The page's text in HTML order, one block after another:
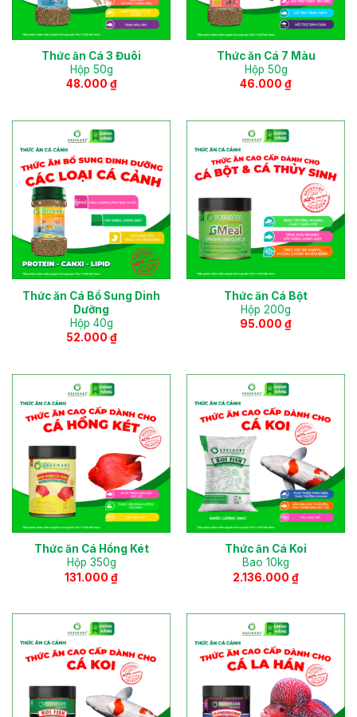
Thức ăn Cá 3 Đuôi
Hộp 50g
48.000 ₫
Thức ăn Cá 7 Màu
Hộp 50g
46.000 ₫
Thức ăn Cá Bổ Sung Dinh
Dưỡng
Hộp 40g
52.000 ₫
Thức ăn Cá Bột
Hộp 200g
95.000 ₫
Thức ăn Cá Hồng Két
Hộp 350g
131.000 ₫
Thức ăn Cá Koi
Bao 10kg
2.136.000 ₫